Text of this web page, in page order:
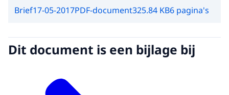
Brief17-05-2017PDF-document325.84 KB6 pagina's
Dit document is een bijlage bij